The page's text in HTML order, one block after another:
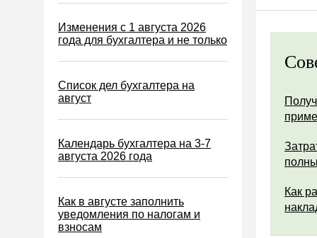
Водный налог
Экологический налог
Налог на игорный бизнес
Акцизы
Возврат и зачет налогов
Налоговые проверки
Ответственность
Статистика
Изменения с 1 августа 2026
года для бухгалтера и не только
Список дел бухгалтера на
август
Календарь бухгалтера на 3-7
августа 2026 года
Как в августе заполнить
уведомления по налогам и
взносам
Как